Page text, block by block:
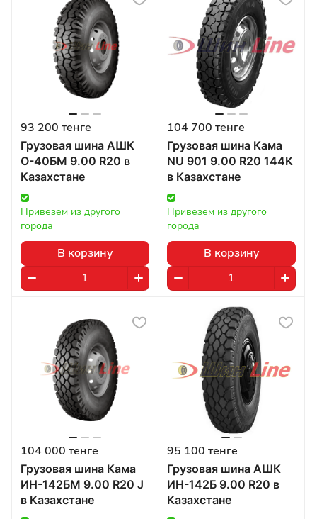
93 200 тенге
Грузовая шина АШК
О-40БМ 9.00 R20 в
Казахстане
Привезем из другого
города
В корзину
104 700 тенге
Грузовая шина Кама
NU 901 9.00 R20 144K
в Казахстане
Привезем из другого
города
В корзину
104 000 тенге
Грузовая шина Кама
ИН-142БМ 9.00 R20 J
в Казахстане
95 100 тенге
Грузовая шина АШК
ИН-142Б 9.00 R20 в
Казахстане